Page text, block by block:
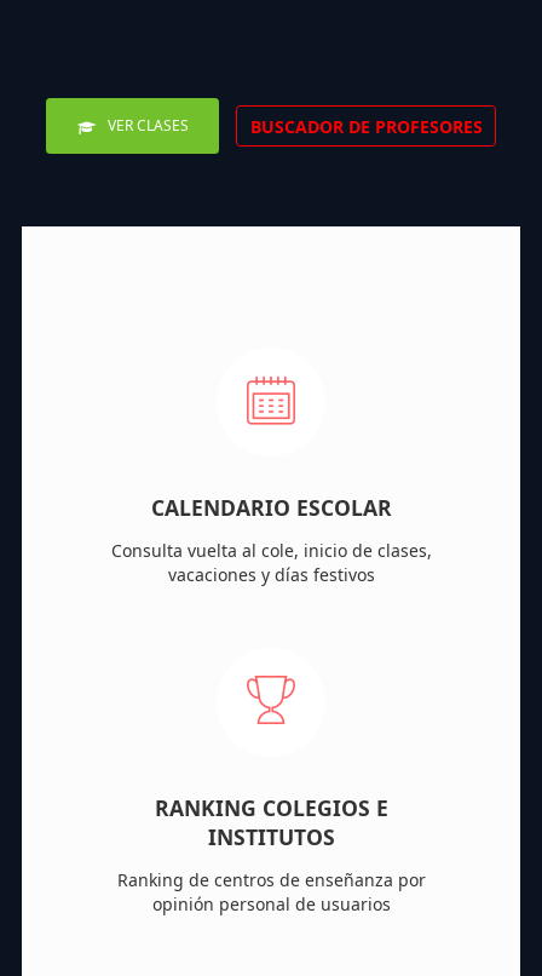
VER CLASES BUSCADOR DE PROFESORES
CALENDARIO ESCOLAR
Consulta vuelta al cole, inicio de clases,
vacaciones y días festivos
RANKING COLEGIOS E
INSTITUTOS
Ranking de centros de enseñanza por
opinión personal de usuarios